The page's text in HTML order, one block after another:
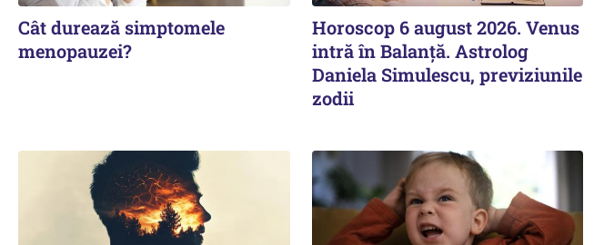
Cât durează simptomele
menopauzei?
Horoscop 6 august 2026. Venus
intră în Balanță. Astrolog
Daniela Simulescu, previziunile
zodii